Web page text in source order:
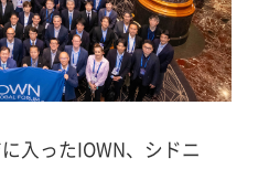
入ったIOWN、シドニ